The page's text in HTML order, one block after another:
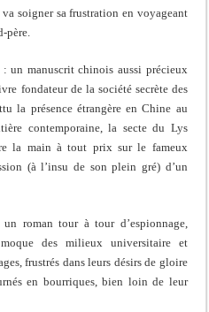
soigner sa frustration en voyageant
père.
un manuscrit chinois aussi précieux
fondateur de la société secrète des
la présence étrangère en Chine au
contemporaine, la secte du Lys
la main à tout prix sur le fameux
(à l’insu de son plein gré) d’un
roman tour à tour d’espionnage,
des milieux universitaire et
frustrés dans leurs désirs de gloire
en bourriques, bien loin de leur